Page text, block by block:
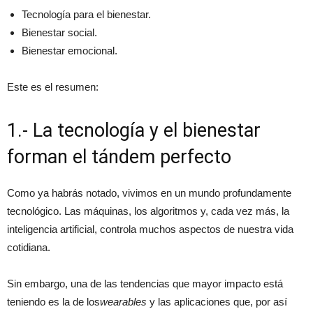
Tecnología para el bienestar.
Bienestar social.
Bienestar emocional.
Este es el resumen:
1.- La tecnología y el bienestar
forman el tándem perfecto
Como ya habrás notado, vivimos en un mundo profundamente
tecnológico. Las máquinas, los algoritmos y, cada vez más, la
inteligencia artificial, controla muchos aspectos de nuestra vida
cotidiana.
Sin embargo, una de las tendencias que mayor impacto está
teniendo es la de loswearables y las aplicaciones que, por así